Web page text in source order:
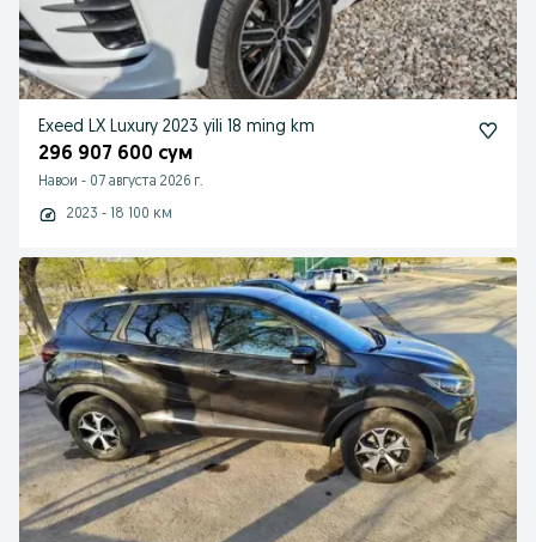
Exeed LX Luxury 2023 yili 18 ming km
296 907 600 сум
Навои - 07 августа 2026 г.
2023 - 18 100 км